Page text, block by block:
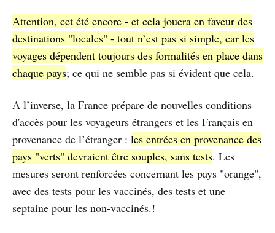
Attention, cet été encore - et cela jouera en faveur des
destinations "locales" - tout n’est pas si simple, car les
voyages dépendent toujours des formalités en place dans
chaque pays; ce qui ne semble pas si évident que cela.
A l’inverse, la France prépare de nouvelles conditions
d'accès pour les voyageurs étrangers et les Français en
provenance de l’étranger : les entrées en provenance des
pays "verts" devraient être souples, sans tests. Les
mesures seront renforcées concernant les pays "orange",
avec des tests pour les vaccinés, des tests et une
septaine pour les non-vaccinés.!